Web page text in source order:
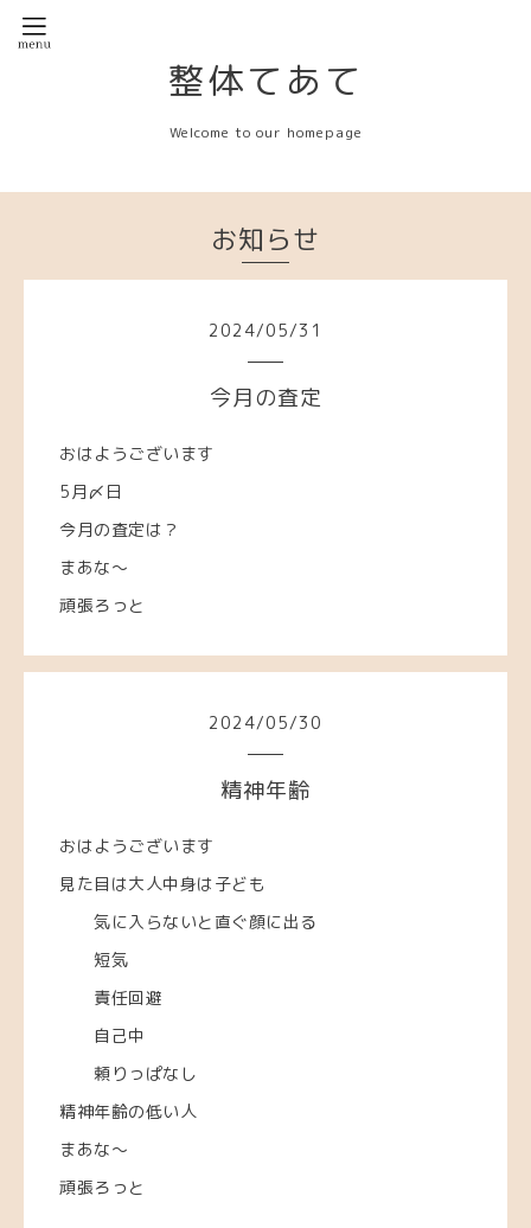
整体てあて
Welcome to our homepage
お知らせ
2024/05/31
今月の査定
おはようございます
5月〆日
今月の査定は？
まあな～
頑張ろっと
2024/05/30
精神年齢
おはようございます
見た目は大人中身は子ども
気に入らないと直ぐ顔に出る
短気
責任回避
自己中
頼りっぱなし
精神年齢の低い人
まあな～
頑張ろっと